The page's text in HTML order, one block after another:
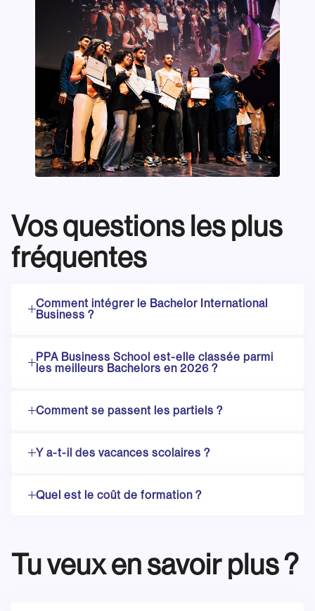
Vos questions les plus
fréquentes
Comment intégrer le Bachelor International
Business ?
PPA Business School est-elle classée parmi
les meilleurs Bachelors en 2026 ?
Comment se passent les partiels ?
Y a-t-il des vacances scolaires ?
Quel est le coût de formation ?
Tu veux en savoir plus ?